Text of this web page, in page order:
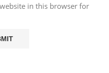
in this browser for